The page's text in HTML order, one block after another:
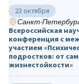
23 октября
Санкт-
Всероссийская
конференция с
участием
подростков: от
жизнестойкости»